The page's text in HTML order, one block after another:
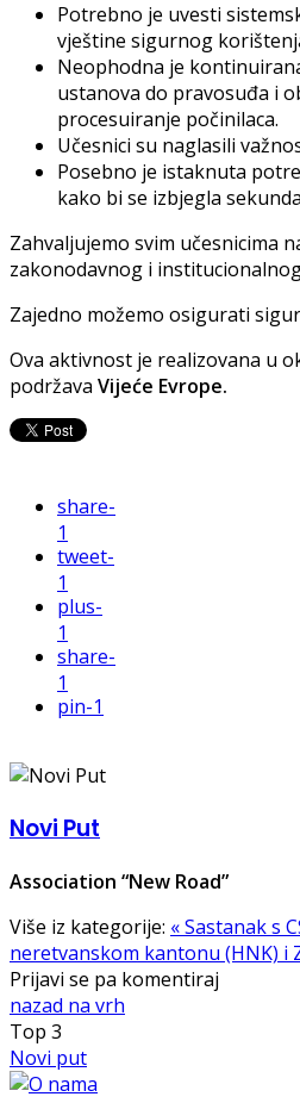
Potrebno je uvesti
vještine sigurnog
Neophodna je
ustanova do pravosuđa i
procesuiranje počinilaca.
Učesnici su naglasili
Posebno je istaknuta
kako bi se izbjegla
Zahvaljujemo svim učesnicima
zakonodavnog i
Zajedno možemo osigurati
Ova aktivnost je realizovana u
podržava Vijeće Evrope.
share-
1
tweet-
1
plus-
1
share-
1
pin-1
Novi Put
Association “New Road”
Više iz kategorije: « Sastanak s
neretvanskom kantonu (HNK) i
Prijavi se pa komentiraj
nazad na vrh
Top 3
Novi put